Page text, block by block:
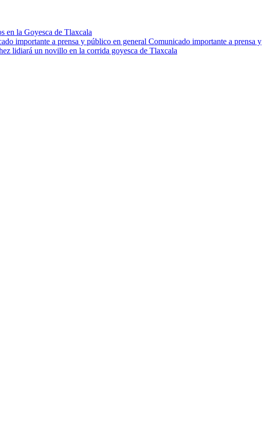
en la Goyesca de Tlaxcala
Comunicado importante a prensa y
lidiará un novillo en la corrida goyesca de Tlaxcala